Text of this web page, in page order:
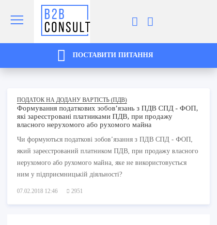
ПОСТАВИТИ ПИТАННЯ
ПОДАТОК НА ДОДАНУ ВАРТІСТЬ (ПДВ)
Формування податкових зобов’язань з ПДВ СПД - ФОП,
які зареєстровані платниками ПДВ, при продажу
власного нерухомого або рухомого майна
Чи формуються податкові зобов’язання з ПДВ СПД - ФОП,
який зареєстрований платником ПДВ, при продажу власного
нерухомого або рухомого майна, яке не використовується
ним у підприємницькій діяльності?
07.02.2018 12:46 2951